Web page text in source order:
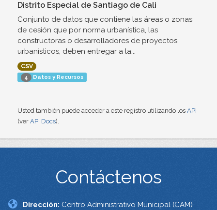
Distrito Especial de Santiago de Cali
Conjunto de datos que contiene las áreas o zonas
de cesión que por norma urbanística, las
constructoras o desarrolladores de proyectos
urbanísticos, deben entregar a la...
CSV
4 Datos y Recursos
Usted también puede acceder a este registro utilizando los API
(ver API Docs).
Contáctenos
Dirección: Centro Administrativo Municipal (CAM)